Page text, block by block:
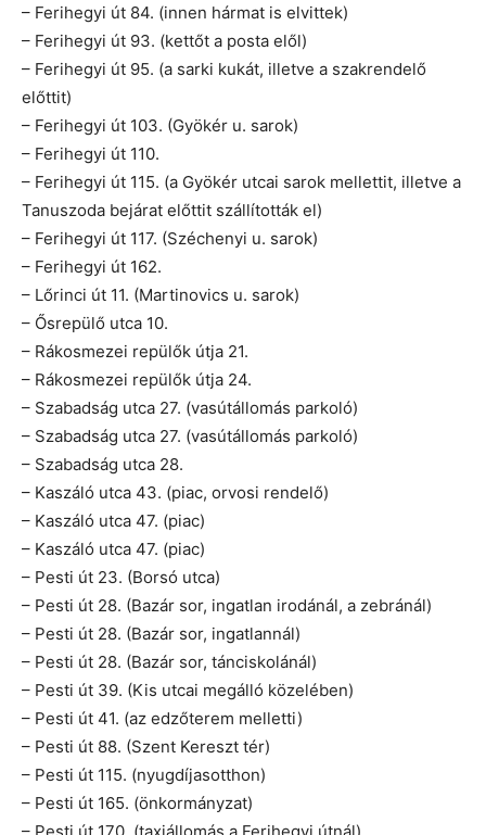
– Ferihegyi út 84. (innen hármat is elvittek)
– Ferihegyi út 93. (kettőt a posta elől)
– Ferihegyi út 95. (a sarki kukát, illetve a szakrendelő
előttit)
– Ferihegyi út 103. (Gyökér u. sarok)
– Ferihegyi út 110.
– Ferihegyi út 115. (a Gyökér utcai sarok mellettit, illetve a
Tanuszoda bejárat előttit szállították el)
– Ferihegyi út 117. (Széchenyi u. sarok)
– Ferihegyi út 162.
– Lőrinci út 11. (Martinovics u. sarok)
– Ősrepülő utca 10.
– Rákosmezei repülők útja 21.
– Rákosmezei repülők útja 24.
– Szabadság utca 27. (vasútállomás parkoló)
– Szabadság utca 27. (vasútállomás parkoló)
– Szabadság utca 28.
– Kaszáló utca 43. (piac, orvosi rendelő)
– Kaszáló utca 47. (piac)
– Kaszáló utca 47. (piac)
– Pesti út 23. (Borsó utca)
– Pesti út 28. (Bazár sor, ingatlan irodánál, a zebránál)
– Pesti út 28. (Bazár sor, ingatlannál)
– Pesti út 28. (Bazár sor, tánciskolánál)
– Pesti út 39. (Kis utcai megálló közelében)
– Pesti út 41. (az edzőterem melletti)
– Pesti út 88. (Szent Kereszt tér)
– Pesti út 115. (nyugdíjasotthon)
– Pesti út 165. (önkormányzat)